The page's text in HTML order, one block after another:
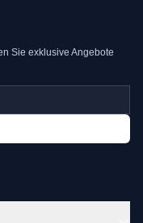
Sie exklusive Angebote